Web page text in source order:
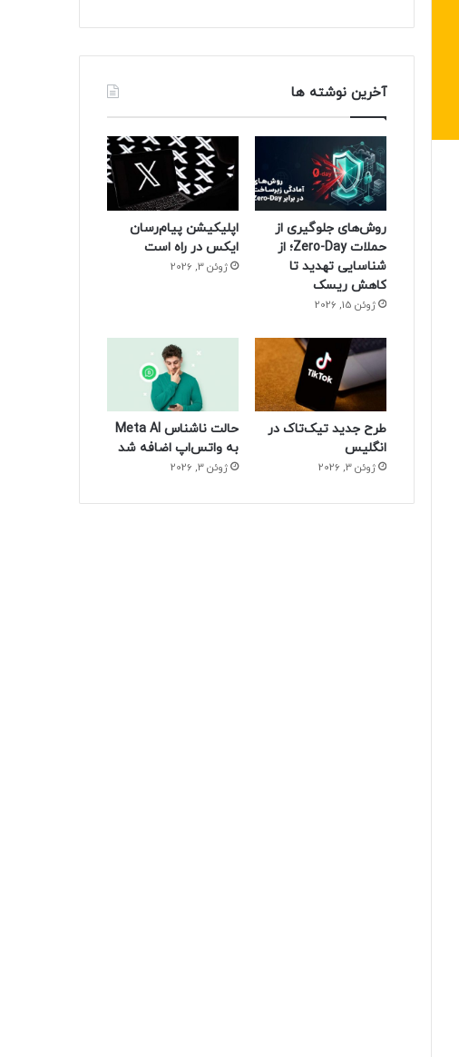
آخرین نوشته ها
روش‌های جلوگیری از
حملات Zero-Day؛ از
شناسایی تهدید تا
کاهش ریسک
ژوئن 15, 2026
اپلیکیشن پیام‌رسان
ایکس در راه است
ژوئن 3, 2026
طرح جدید تیک‌تاک در
انگلیس
ژوئن 3, 2026
حالت ناشناس Meta AI
به واتس‌اپ اضافه شد
ژوئن 3, 2026